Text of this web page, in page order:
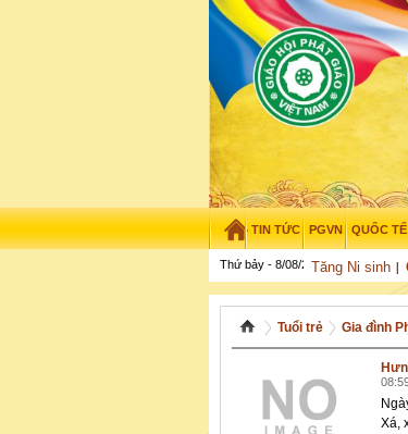
TIN TỨC PGVN QUỐC TẾ
Tăng Ni sinh
Thứ bảy - 8/08/2026 – 05: 11
Tuổi trẻ Gia đình
Xá,